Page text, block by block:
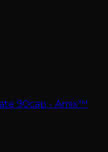
90cap - Amix™